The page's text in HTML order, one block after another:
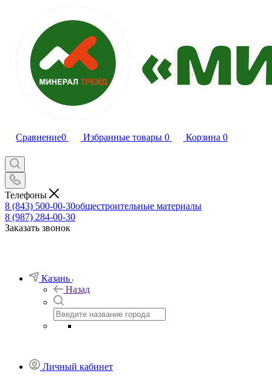
Сравнение0 Избранные товары 0 Корзина 0
Телефоны
8 (843) 500-00-30общестроительные материалы
8 (987) 284-00-30
Заказать звонок
Казань
Назад
Личный кабинет